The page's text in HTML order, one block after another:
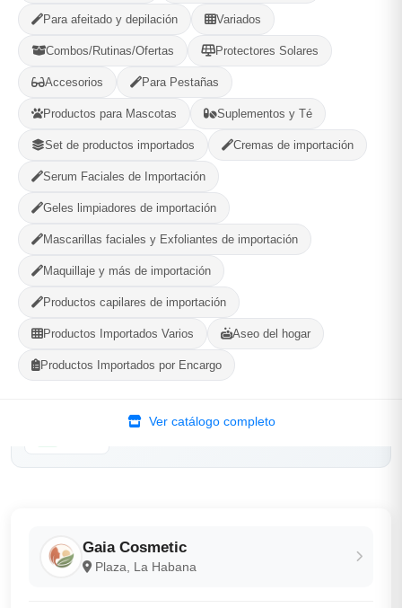
Para afeitado y depilación Variados
Combos/Rutinas/Ofertas Protectores Solares
Accesorios Para Pestañas
Productos para Mascotas Suplementos y Té
Set de productos importados Cremas de importación
Serum Faciales de Importación
Geles limpiadores de importación
Mascarillas faciales y Exfoliantes de importación
Maquillaje y más de importación
Productos capilares de importación
Productos Importados Varios Aseo del hogar
Productos Importados por Encargo
Ver catálogo completo
Selecciona tu ubicacion
- +
Categorías: Cuidado Personal
Compartir Favorito
Gaia Cosmetic
Plaza, La Habana